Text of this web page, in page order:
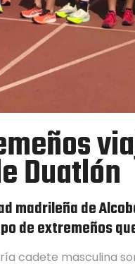
Duatlón
madrileña de
de extremeños
masculina